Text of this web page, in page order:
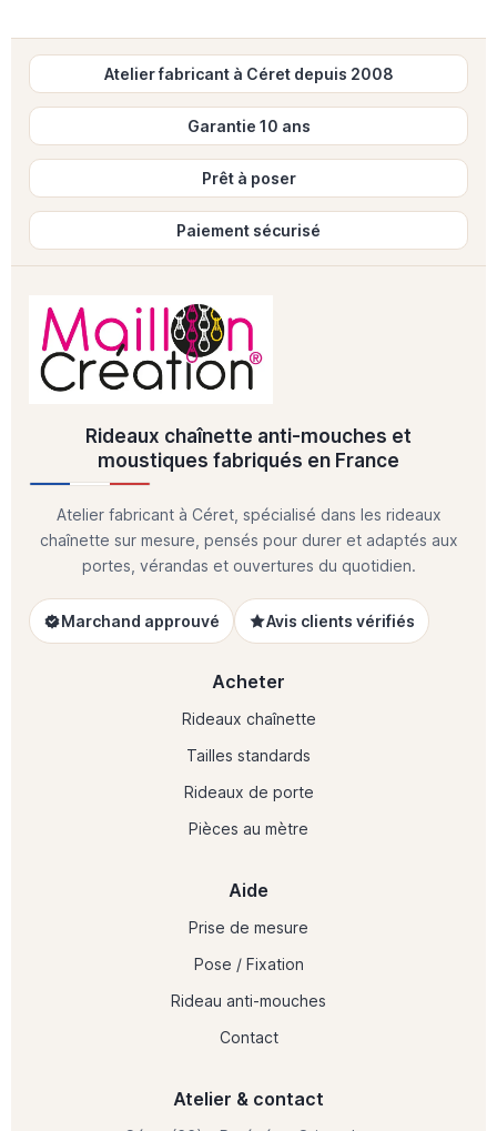
Atelier fabricant à Céret depuis 2008
Garantie 10 ans
Prêt à poser
Paiement sécurisé
Rideaux chaînette anti-mouches et
moustiques fabriqués en France
Atelier fabricant à Céret, spécialisé dans les rideaux
chaînette sur mesure, pensés pour durer et adaptés aux
portes, vérandas et ouvertures du quotidien.
Marchand approuvé Avis clients vérifiés
Acheter
Rideaux chaînette
Tailles standards
Rideaux de porte
Pièces au mètre
Aide
Prise de mesure
Pose / Fixation
Rideau anti-mouches
Contact
Atelier & contact